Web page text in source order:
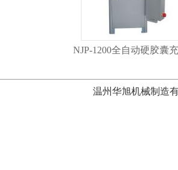
NJP-1200全自动硬胶囊
温州华旭机械制造